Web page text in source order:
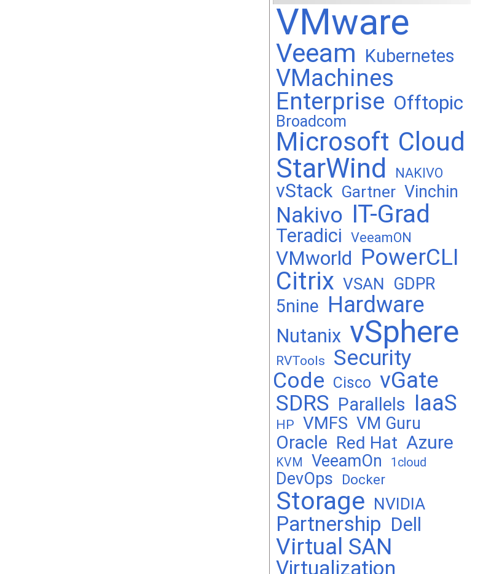
VMware
Veeam Kubernetes
VMachines
Enterprise Offtopic
Broadcom
Microsoft Cloud
StarWind NAKIVO
vStack Gartner Vinchin
Nakivo IT-Grad
Teradici VeeamON
VMworld PowerCLI
Citrix VSAN GDPR
5nine Hardware
Nutanix vSphere
RVTools
Security
Code Cisco vGate
SDRS Parallels IaaS
HP VMFS VM Guru
Oracle Red Hat Azure
KVM VeeamOn 1cloud
DevOps Docker
Storage NVIDIA
Partnership Dell
Virtual SAN
Virtualization